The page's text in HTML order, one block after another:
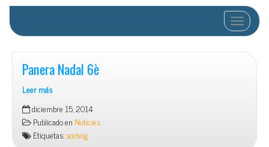
Cambiar
Panera Nadal 6è
Leer más
Panera
Nadal
6è
diciembre 15, 2014
Publicado en Noticies
Etiquetas:sorteig